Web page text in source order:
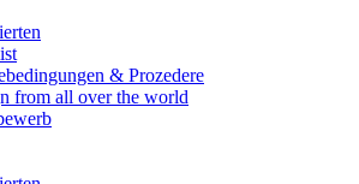
& Prozedere
from all over the world